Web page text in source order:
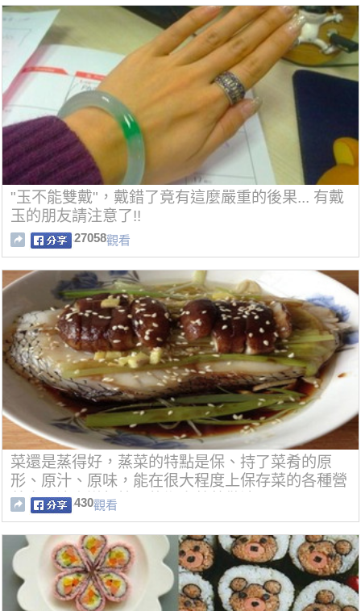
"玉不能雙戴"，戴錯了竟有這麼嚴重的後果... 有戴
玉的朋友請注意了!!
27058觀看
菜還是蒸得好，蒸菜的特點是保、持了菜肴的原
形、原汁、原味，能在很大程度上保存菜的各種營
養素，這六道超簡單的懶人蒸菜做法！
430觀看